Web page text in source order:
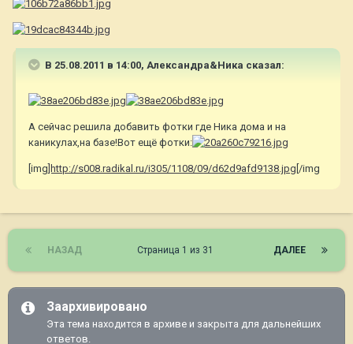
В 25.08.2011 в 14:00, Александра&Ника сказал:
А сейчас решила добавить фотки где Ника дома и на
каникулах,на базе!Вот ещё фотки:
[img ]http://s008.radikal.ru/i305/1108/09/d62d9afd9138.jpg [/img
НАЗАД ДАЛЕЕ
Страница 1 из 31
Заархивировано
Эта тема находится в архиве и закрыта для дальнейших
ответов.